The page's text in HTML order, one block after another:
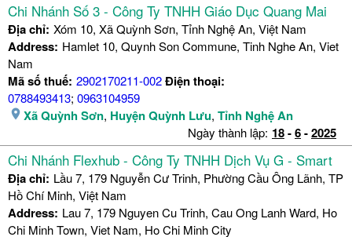
Chi Nhánh Số 3 - Công Ty TNHH Giáo Dục Quang Mai
Địa chỉ: Xóm 10, Xã Quỳnh Sơn, Tỉnh Nghệ An, Việt Nam
Address: Hamlet 10, Quynh Son Commune, Tinh Nghe An, Viet
Nam
Mã số thuế: 2902170211-002Điện thoại:
0788493413; 0963104959
Xã Quỳnh Sơn, Huyện Quỳnh Lưu, Tỉnh Nghệ An
Ngày thành lập: 18-6-2025
Chi Nhánh Flexhub - Công Ty TNHH Dịch Vụ G - Smart
Địa chỉ: Lầu 7, 179 Nguyễn Cư Trinh, Phường Cầu Ông Lãnh, TP
Hồ Chí Minh, Việt Nam
Address: Lau 7, 179 Nguyen Cu Trinh, Cau Ong Lanh Ward, Ho
Chi Minh Town, Viet Nam, Ho Chi Minh City